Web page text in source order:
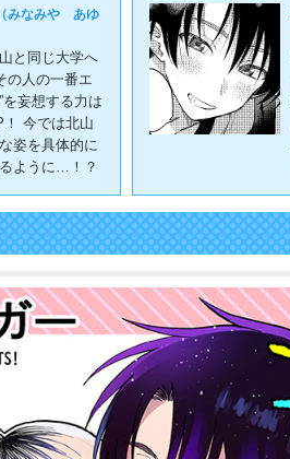
みなみや あゆ
と同じ大学へ
の人の一番エ
を妄想する力は
！ 今では北山
姿を具体的に
ように…！？